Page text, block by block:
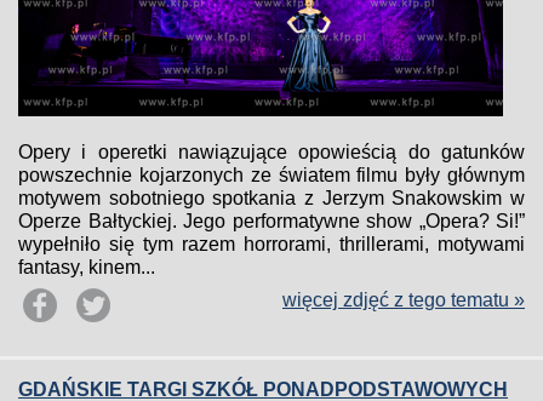
Opery i operetki nawiązujące opowieścią do gatunków
powszechnie kojarzonych ze światem filmu były głównym
motywem sobotniego spotkania z Jerzym Snakowskim w
Operze Bałtyckiej. Jego performatywne show „Opera? Si!”
wypełniło się tym razem horrorami, thrillerami, motywami
fantasy, kinem...
więcej zdjęć z tego tematu »
GDAŃSKIE TARGI SZKÓŁ PONADPODSTAWOWYCH